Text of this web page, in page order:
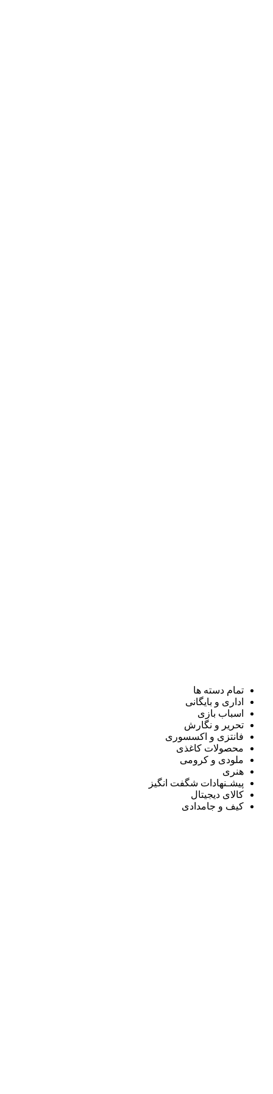
تمام دسته ها
اداری و بایگانی
اسباب بازی
تحریر و نگارش
فانتزی و اکسسوری
محصولات کاغذی
ملودی و کرومی
هنری
پیشـنهادات شگفت انگیز
کالای دیجیتال
کیف و جامدادی